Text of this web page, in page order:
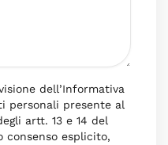
dell’Informativa
personali presente al
artt. 13 e 14 del
consenso esplicito,